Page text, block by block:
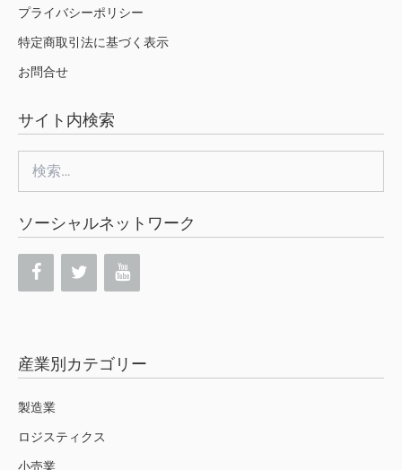
プライバシーポリシー
特定商取引法に基づく表示
お問合せ
サイト内検索
索:
ソーシャルネットワーク
産業別カテゴリー
製造業
ロジスティクス
小売業